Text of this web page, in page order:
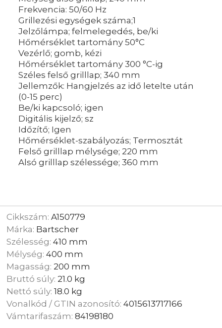
Frekvencia: 50/60 Hz
Grillezési egységek száma;1
Jelzőlámpa; felmelegedés, be/ki
Hőmérséklet tartomány 50°C
Vezérlő; gomb, kézi
Hőmérséklet tartomány 300 °C-ig
Széles felső grilllap; 340 mm
Jellemzők: Hangjelzés az idő letelte után
(0-15 perc)
Be/ki kapcsoló; igen
Digitális kijelző; sz
Időzítő; Igen
Hőmérséklet-szabályozás; Termosztát
Felső grilllap mélysége; 220 mm
Alsó grilllap szélessége; 360 mm
Cikkszám:A150779
Márka: Bartscher
Szélesség:410 mm
Mélység:400 mm
Magasság: 200 mm
Bruttó súly: 21.0 kg
Nettó súly:18.0 kg
Vonalkód / GTIN azonosító:4015613717166
Vámtarifaszám:84198180